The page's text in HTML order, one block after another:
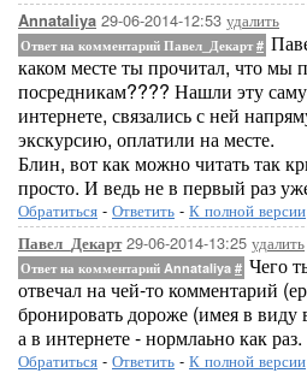
Annataliya 29-06-2014-12:53 удалить
Ответ на комментарий Павел_Декарт#
каком месте ты прочитал, что мы
посредникам???? Нашли эту
интернете, связались с ней
экскурсию, оплатили на месте.
Блин, вот как можно читать так
просто. И ведь не в первый раз
Обратиться - Ответить - К полной версии
Павел_Декарт29-06-2014-13:25 удалить
Ответ на комментарий Annataliya # Чего
отвечал на чей-то комментарий
бронировать дороже (имея в виду
а в интернете - нормлаьно как раз.
Обратиться - Ответить - К полной версии